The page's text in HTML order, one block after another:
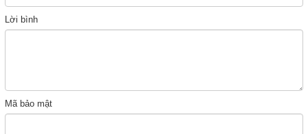
Lời bình
Mã bảo mật